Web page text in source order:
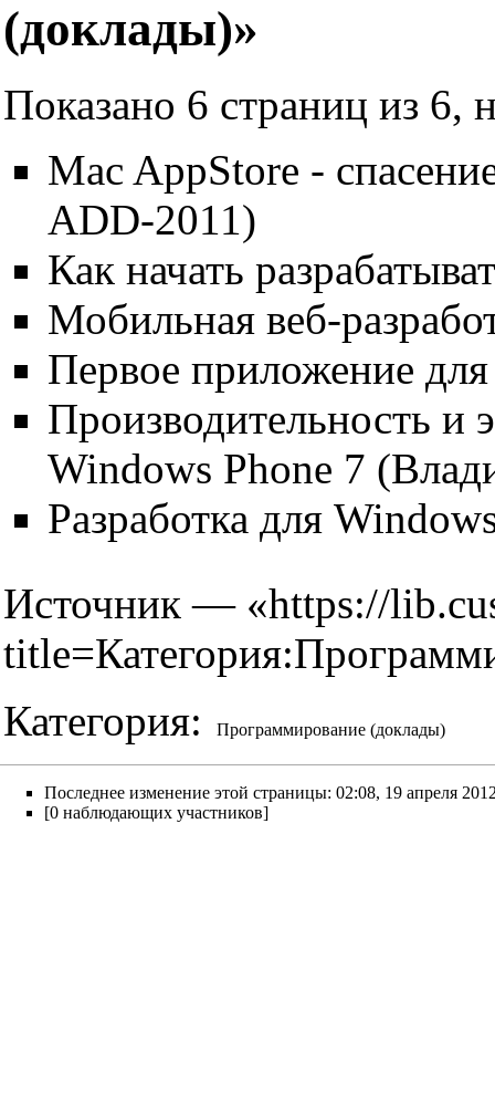
(доклады)»
Показано 6 страниц из 6,
Mac AppStore -
ADD-2011)
Как начать
Мобильная веб-
Первое приложение
Производительность и
Windows Phone 7
Разработка для
Источник — «https://
Категория: Программирование (доклады)
Последнее изменение этой страницы: 02:08, 19 апреля
[0 наблюдающих участников]